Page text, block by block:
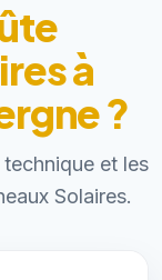
à
?
et les
Solaires.